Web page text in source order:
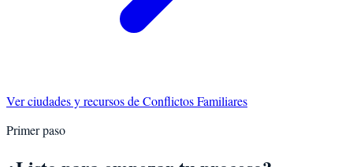
Ver ciudades y recursos deConflictos Familiares
Primer paso